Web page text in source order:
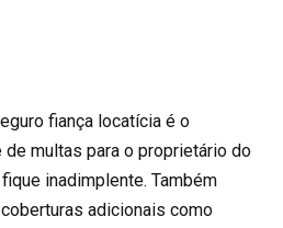
fiança locatícia é o
de multas para o proprietário do
inadimplente. Também
adicionais como